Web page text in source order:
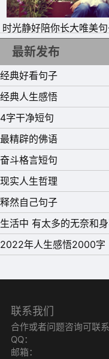
时光静好陪你长大唯美
朋友圈晒女儿的精美
最新发布
经典好看句子
经典人生感悟
4字干净短句
最精辟的佛语
奋斗格言短句
现实人生哲理
释然自己句子
生活中 有太多的无奈和
2022年人生感悟2000字
联系我们
合作或者问题咨询可联系
QQ：
邮箱：